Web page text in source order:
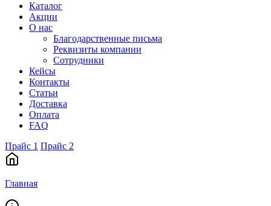
Каталог
Акции
О нас
Благодарственные письма
Реквизиты компании
Сотрудники
Кейсы
Контакты
Статьи
Доставка
Оплата
FAQ
Прайс 1 Прайс 2
Главная